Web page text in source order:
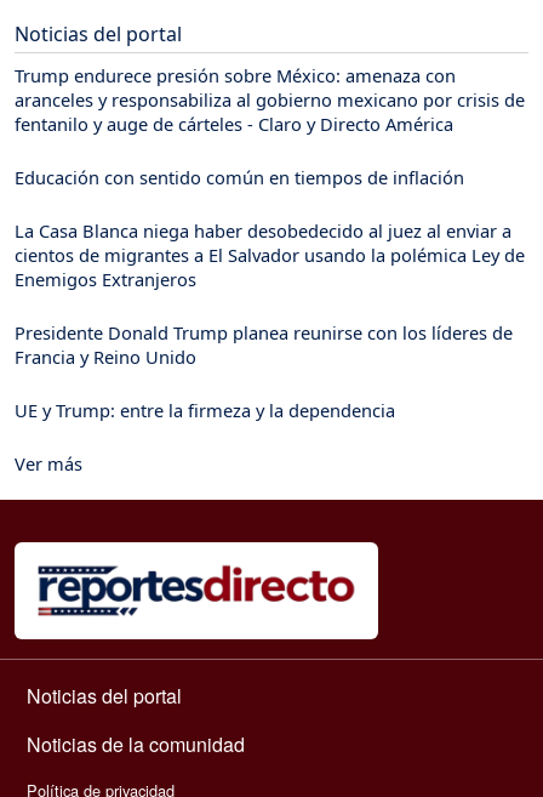
Noticias del portal
Trump endurece presión sobre México: amenaza con
aranceles y responsabiliza al gobierno mexicano por crisis de
fentanilo y auge de cárteles - Claro y Directo América
Educación con sentido común en tiempos de inflación
La Casa Blanca niega haber desobedecido al juez al enviar a
cientos de migrantes a El Salvador usando la polémica Ley de
Enemigos Extranjeros
Presidente Donald Trump planea reunirse con los líderes de
Francia y Reino Unido
UE y Trump: entre la firmeza y la dependencia
Ver más
Navegación principal
Noticias del portal
Noticias de la comunidad
Política de privacidad